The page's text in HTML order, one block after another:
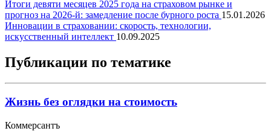
Итоги девяти месяцев 2025 года на страховом рынке и
прогноз на 2026-й: замедление после бурного роста 15.01.2026
Инновации в страховании: скорость, технологии,
искусственный интеллект 10.09.2025
Публикации по тематике
Жизнь без оглядки на стоимость
Коммерсантъ